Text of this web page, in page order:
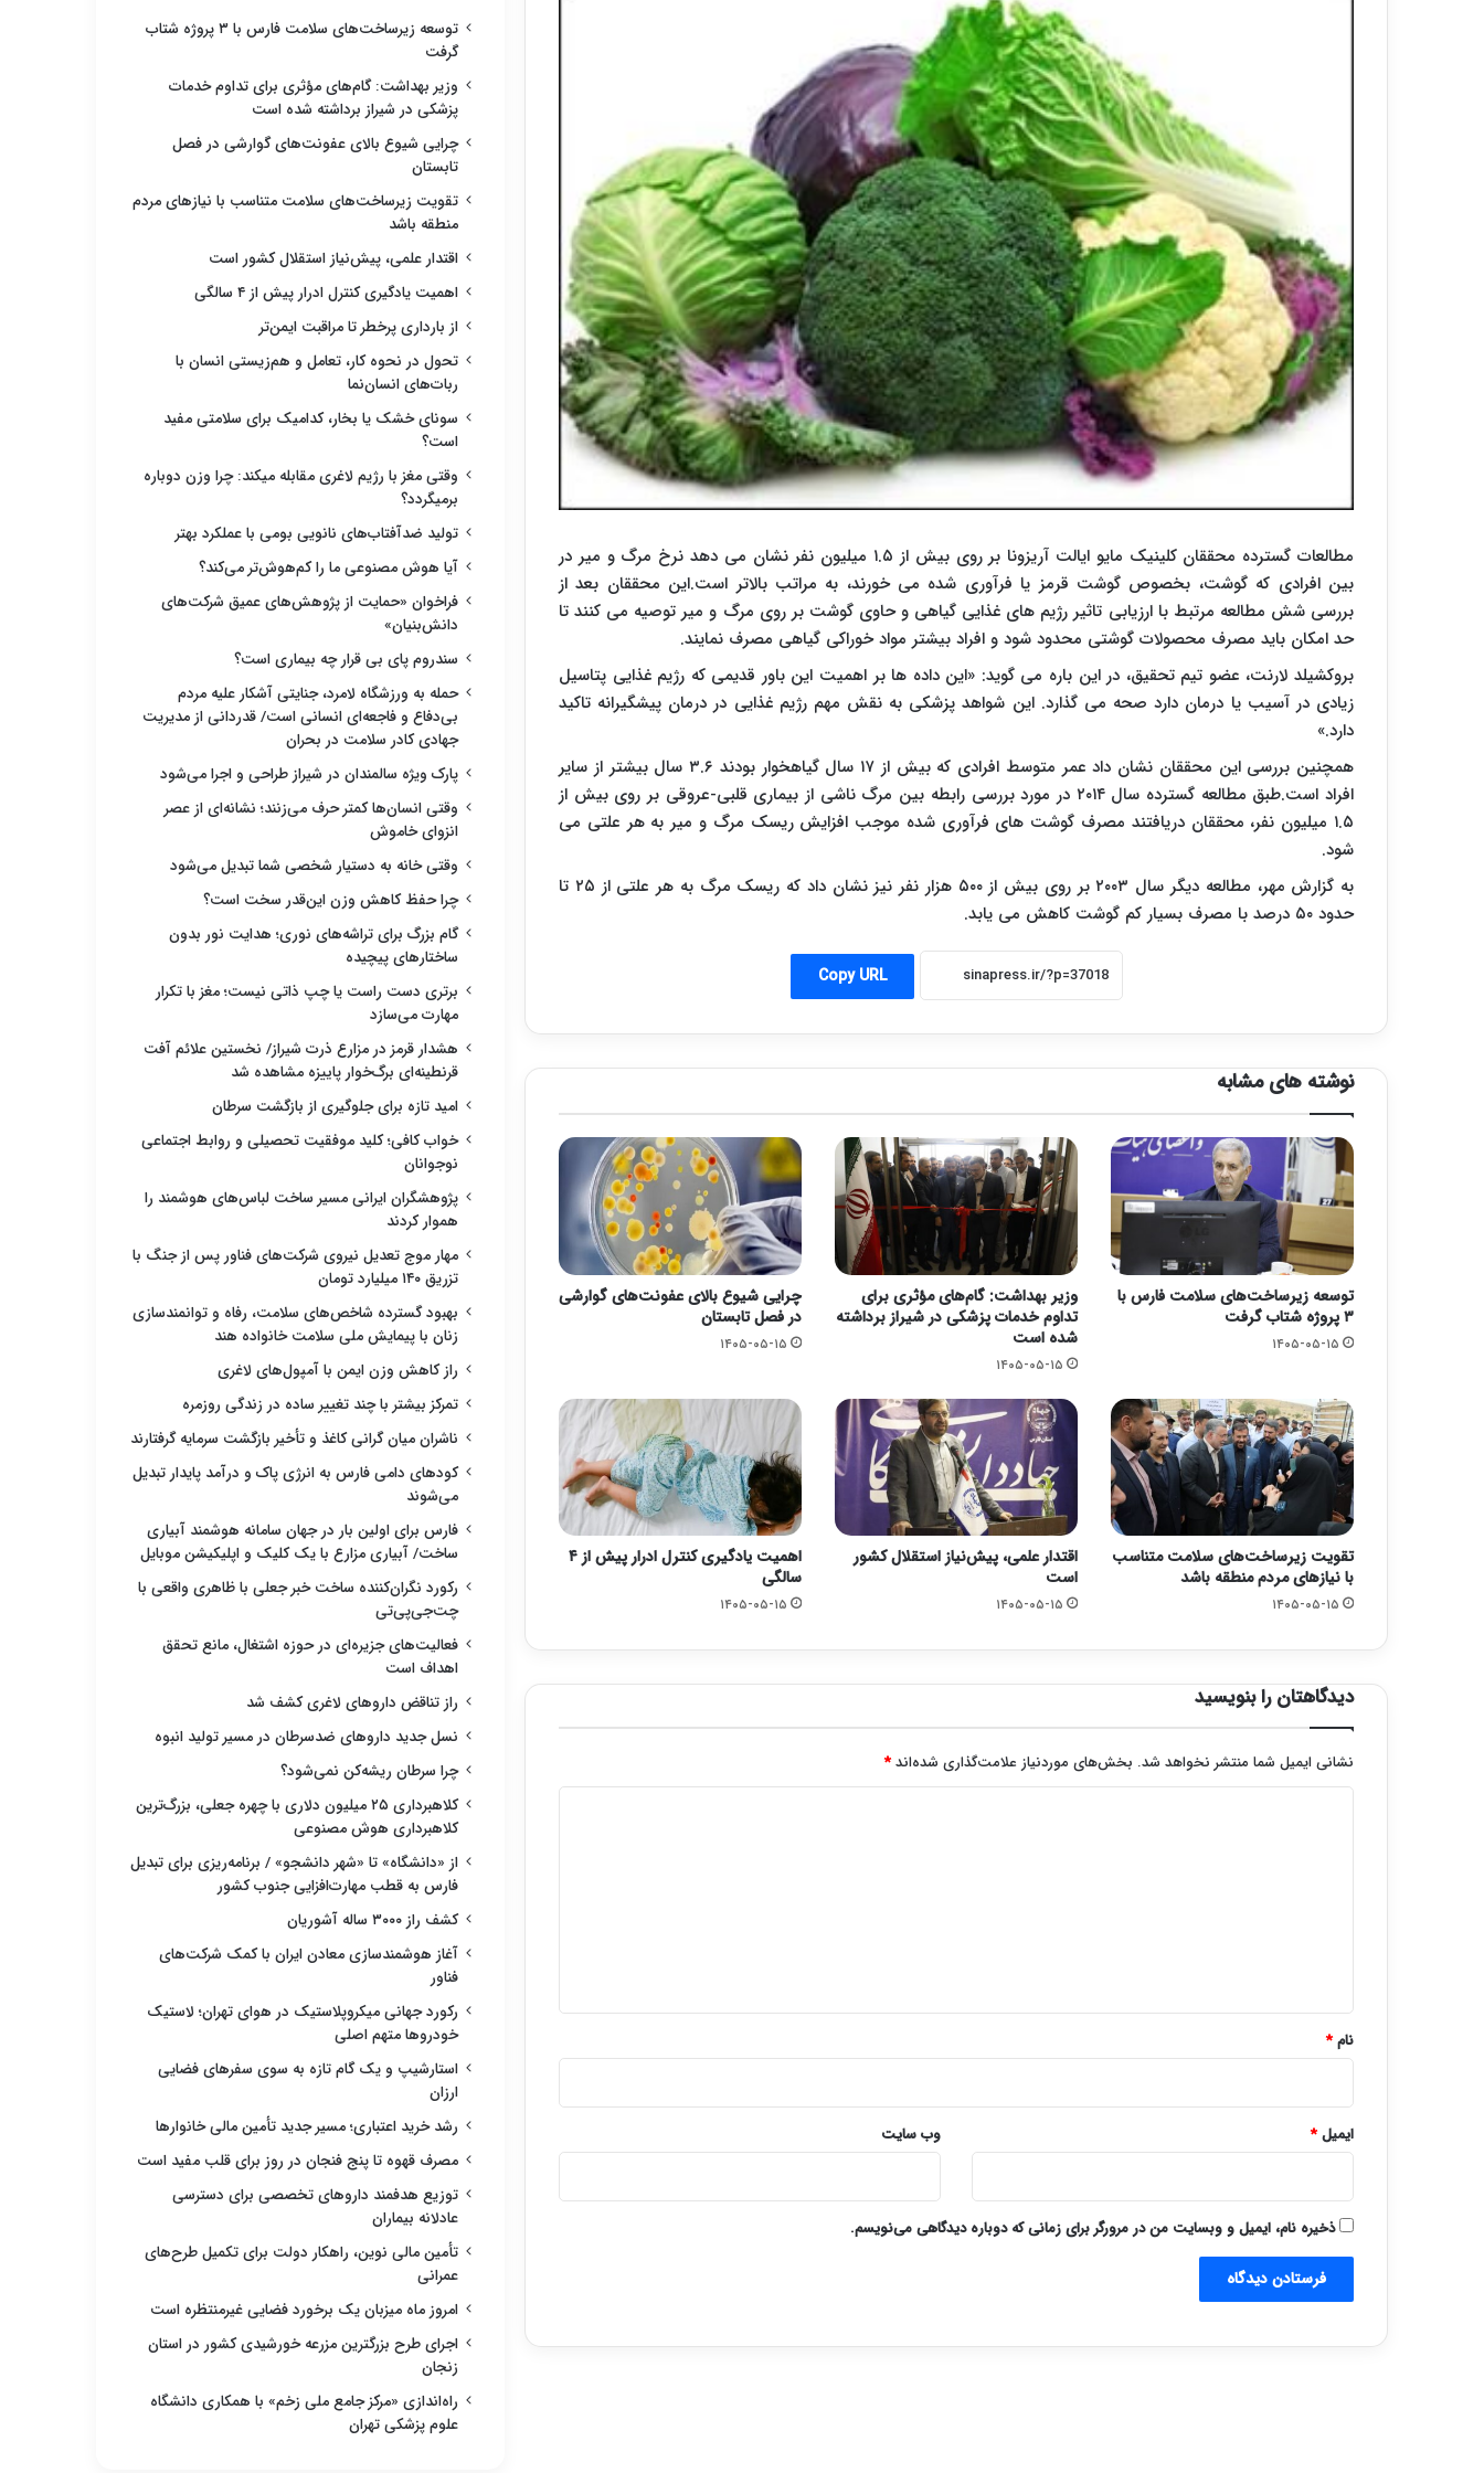
مطالعات گسترده محققان کلینیک مایو ایالت آریزونا بر روی بیش از ۱.۵ میلیون نفر نشان می دهد نرخ مرگ و میر در
بین افرادی که گوشت، بخصوص گوشت قرمز یا فرآوری شده می خورند، به مراتب بالاتر است.این محققان بعد از
بررسی شش مطالعه مرتبط با ارزیابی تاثیر رژیم های غذایی گیاهی و حاوی گوشت بر روی مرگ و میر توصیه می کنند تا
حد امکان باید مصرف محصولات گوشتی محدود شود و افراد بیشتر مواد خوراکی گیاهی مصرف نمایند.
بروکشیلد لارنت، عضو تیم تحقیق، در این باره می گوید: «این داده ها بر اهمیت این باور قدیمی که رژیم غذایی پتاسیل
زیادی در آسیب یا درمان دارد صحه می گذارد. این شواهد پزشکی به نقش مهم رژیم غذایی در درمان پیشگیرانه تاکید
دارد.»
همچنین بررسی این محققان نشان داد عمر متوسط افرادی که بیش از ۱۷ سال گیاهخوار بودند ۳.۶ سال بیشتر از سایر
افراد است.طبق مطالعه گسترده سال ۲۰۱۴ در مورد بررسی رابطه بین مرگ ناشی از بیماری قلبی-عروقی بر روی بیش از
۱.۵ میلیون نفر، محققان دریافتند مصرف گوشت های فرآوری شده موجب افزایش ریسک مرگ و میر به هر علتی می
شود.
به گزارش مهر، مطالعه دیگر سال ۲۰۰۳ بر روی بیش از ۵۰۰ هزار نفر نیز نشان داد که ریسک مرگ به هر علتی از ۲۵ تا
حدود ۵۰ درصد با مصرف بسیار کم گوشت کاهش می یابد.
Copy URL
نوشته های مشابه
توسعه زیرساخت‌های سلامت فارس با
۳ پروژه شتاب گرفت
۱۴۰۵-۰۵-۱۵
وزیر بهداشت: گام‌های مؤثری برای
تداوم خدمات پزشکی در شیراز برداشته
شده است
۱۴۰۵-۰۵-۱۵
چرایی شیوع بالای عفونت‌های گوارشی
در فصل تابستان
۱۴۰۵-۰۵-۱۵
تقویت زیرساخت‌های سلامت متناسب
با نیازهای مردم منطقه باشد
۱۴۰۵-۰۵-۱۵
اقتدار علمی، پیش‌نیاز استقلال کشور
است
۱۴۰۵-۰۵-۱۵
اهمیت یادگیری کنترل ادرار پیش از ۴
سالگی
۱۴۰۵-۰۵-۱۵
دیدگاهتان را بنویسید
نشانی ایمیل شما منتشر نخواهد شد. بخش‌های موردنیاز علامت‌گذاری شده‌اند*
نام*
ایمیل* وب‌ سایت
ذخیره نام، ایمیل و وبسایت من در مرورگر برای زمانی که دوباره دیدگاهی می‌نویسم.
توسعه زیرساخت‌های سلامت فارس با ۳ پروژه شتاب
گرفت
وزیر بهداشت: گام‌های مؤثری برای تداوم خدمات
پزشکی در شیراز برداشته شده است
چرایی شیوع بالای عفونت‌های گوارشی در فصل
تابستان
تقویت زیرساخت‌های سلامت متناسب با نیازهای مردم
منطقه باشد
اقتدار علمی، پیش‌نیاز استقلال کشور است
اهمیت یادگیری کنترل ادرار پیش از ۴ سالگی
از بارداری پرخطر تا مراقبت ایمن‌تر
تحول در نحوه کار، تعامل و هم‌زیستی انسان با
ربات‌های انسان‌نما
سونای خشک یا بخار، کدامیک برای سلامتی مفید
است؟
وقتی مغز با رژیم لاغری مقابله میکند: چرا وزن دوباره
برمیگردد؟
تولید ضدآفتاب‌های نانویی بومی با عملکرد بهتر
آیا هوش مصنوعی ما را کم‌هوش‌تر می‌کند؟
فراخوان «حمایت از پژوهش‌های عمیق شرکت‌های
دانش‌بنیان»
سندروم پای بی قرار چه بیماری است؟
حمله به ورزشگاه لامرد، جنایتی آشکار علیه مردم
بی‌دفاع و فاجعه‌ای انسانی است/ قدردانی از مدیریت
جهادی کادر سلامت در بحران
پارک ویژه سالمندان در شیراز طراحی و اجرا می‌شود
وقتی انسان‌ها کمتر حرف می‌زنند؛ نشانه‌ای از عصر
انزوای خاموش
وقتی خانه به دستیار شخصی شما تبدیل می‌شود
چرا حفظ کاهش وزن این‌قدر سخت است؟
گام بزرگ برای تراشه‌های نوری؛ هدایت نور بدون
ساختارهای پیچیده
برتری دست راست یا چپ ذاتی نیست؛ مغز با تکرار
مهارت می‌سازد
هشدار قرمز در مزارع ذرت شیراز/ نخستین علائم آفت
قرنطینه‌ای برگ‌خوار پاییزه مشاهده شد
امید تازه برای جلوگیری از بازگشت سرطان
خواب کافی؛ کلید موفقیت تحصیلی و روابط اجتماعی
نوجوانان
پژوهشگران ایرانی مسیر ساخت لباس‌های هوشمند را
هموار کردند
مهار موج تعدیل نیروی شرکت‌های فناور پس از جنگ با
تزریق ۱۴۰ میلیارد تومان
بهبود گسترده شاخص‌های سلامت، رفاه و توانمندسازی
زنان با پیمایش ملی سلامت خانواده هند
راز کاهش وزن ایمن با آمپول‌های لاغری
تمرکز بیشتر با چند تغییر ساده در زندگی روزمره
ناشران میان گرانی کاغذ و تأخیر بازگشت سرمایه گرفتارند
کودهای دامی فارس به انرژی پاک و درآمد پایدار تبدیل
می‌شوند
فارس برای اولین بار در جهان سامانه هوشمند آبیاری
ساخت/ آبیاری مزارع با یک کلیک و اپلیکیشن موبایل
رکورد نگران‌کننده ساخت خبر جعلی با ظاهری واقعی با
چت‌جی‌پی‌تی
فعالیت‌های جزیره‌ای در حوزه اشتغال، مانع تحقق
اهداف است
راز تناقض داروهای لاغری کشف شد
نسل جدید داروهای ضدسرطان در مسیر تولید انبوه
چرا سرطان ریشه‌کن نمی‌شود؟
کلاهبرداری ۲۵ میلیون دلاری با چهره جعلی، بزرگ‌ترین
کلاهبرداری هوش مصنوعی
از «دانشگاه» تا «شهر دانشجو» / برنامه‌ریزی برای تبدیل
فارس به قطب مهارت‌افزایی جنوب کشور
کشف راز ۳۰۰۰ ساله آشوریان
آغاز هوشمندسازی معادن ایران با کمک شرکت‌های
فناور
رکورد جهانی میکروپلاستیک در هوای تهران؛ لاستیک
خودروها متهم اصلی
استارشیپ و یک گام تازه به سوی سفرهای فضایی
ارزان
رشد خرید اعتباری؛ مسیر جدید تأمین مالی خانوارها
مصرف قهوه تا پنج فنجان در روز برای قلب مفید است
توزیع هدفمند داروهای تخصصی برای دسترسی
عادلانه بیماران
تأمین مالی نوین، راهکار دولت برای تکمیل طرح‌های
عمرانی
امروز ماه میزبان یک برخورد فضایی غیرمنتظره است
اجرای طرح بزرگترین مزرعه خورشیدی کشور در استان
زنجان
راه‌اندازی «مرکز جامع ملی زخم» با همکاری دانشگاه
علوم پزشکی تهران